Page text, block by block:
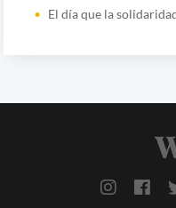
El día que la